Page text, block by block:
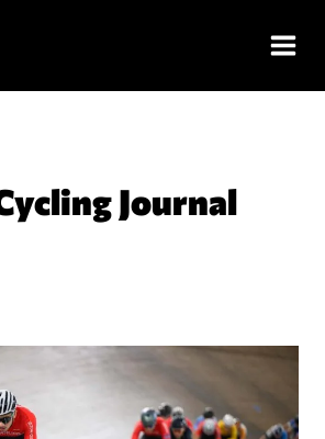
Journal